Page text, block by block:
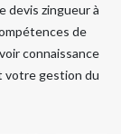
devis zingueur à
de
connaissance
votre gestion du